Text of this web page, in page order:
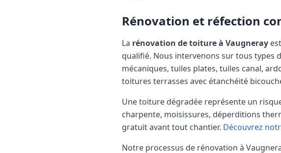
Rénovation et réfection
La rénovation de toiture à Vaugneray
qualifié. Nous intervenons sur tous types
mécaniques, tuiles plates, tuiles canal,
toitures terrasses avec étanchéité
Une toiture dégradée représente un
charpente, moisissures, déperditions
gratuit avant tout chantier. Découvrez
Notre processus de rénovation à